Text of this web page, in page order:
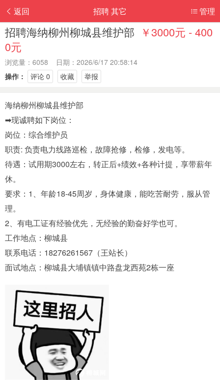
返回 管理
招聘 其它
招聘海纳柳州柳城县维护部 ￥3000元 - 400
0元
浏览量：6058 日期：2026/6/17 20:58:14
操作：
评论 0 收藏 举报
海纳柳州柳城县维护部
➡现诚聘如下岗位：
岗位：综合维护员
职责: 负责电力线路巡检，故障抢修，检修，发电等。
待遇：试用期3000左右，转正后+绩效+各种计提，享带薪年
休。
要求：1、年龄18-45周岁，身体健康，能吃苦耐劳，服从管
理。
2、有电工证有经验优先，无经验的勤奋好学也可。
工作地点：柳城县
联系电话：18276261567（王站长）
面试地点：柳城县大埔镇镇中路盘龙西苑2栋一座